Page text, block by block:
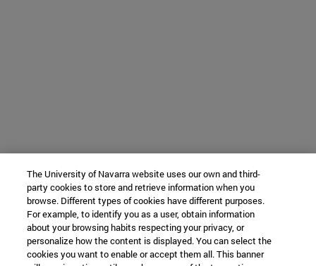
The University of Navarra website uses our own and third-
party cookies to store and retrieve information when you
browse. Different types of cookies have different purposes.
For example, to identify you as a user, obtain information
about your browsing habits respecting your privacy, or
personalize how the content is displayed. You can select the
cookies you want to enable or accept them all. This banner